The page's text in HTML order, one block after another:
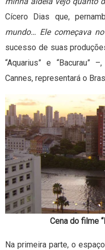
Cícero Dias que,
mundo… Ele começava
sucesso de suas
“Aquarius” e “Bacurau”
Cannes, representará o
Cena do filme
Na primeira parte, o